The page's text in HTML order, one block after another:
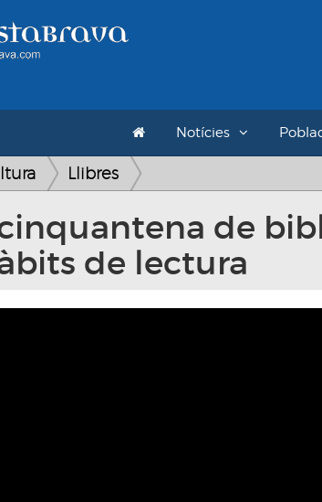
Notícies
Llibres
de
de lectura